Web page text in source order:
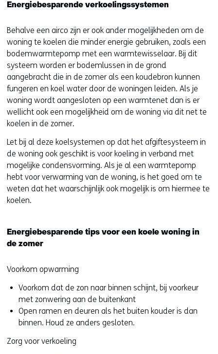
Energiebesparende verkoelingssystemen
Behalve een airco zijn er ook ander mogelijkheden om de
woning te koelen die minder energie gebruiken, zoals een
bodemwarmtepomp met een warmtewisselaar. Bij dit
systeem worden er bodemlussen in de grond
aangebracht die in de zomer als een koudebron kunnen
fungeren en koel water door de woningen leiden. Als je
woning wordt aangesloten op een warmtenet dan is er
wellicht ook een mogelijkheid om de woning via dit net te
koelen in de zomer.
Let bij al deze koelsystemen op dat het afgiftesysteem in
de woning ook geschikt is voor koeling in verband met
mogelijke condensvorming. Als je al een warmtepomp
hebt voor verwarming van de woning, is het goed om te
weten dat het waarschijnlijk ook mogelijk is om hiermee te
koelen.
Energiebesparende tips voor een koele woning in
de zomer
Voorkom opwarming
Voorkom dat de zon naar binnen schijnt, bij voorkeur
met zonwering aan de buitenkant
Open ramen en deuren als het buiten kouder is dan
binnen. Houd ze anders gesloten.
Zorg voor verkoeling